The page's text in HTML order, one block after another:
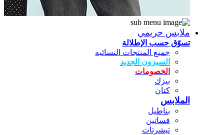
ملابس حريمي
تسوّق حسب الإطلالة
جميع المنتجات النسائيه
السيزون الجديد
الخصومات
بيزك
كتان
الملابس
بناطيل
فساتين
تيشرتات